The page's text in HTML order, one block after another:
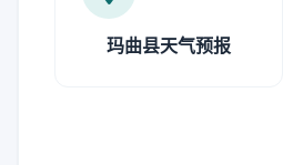
玛曲县天气预报